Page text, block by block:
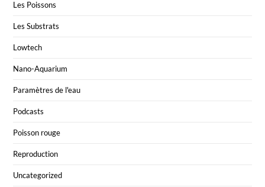
Les Poissons
Les Substrats
Lowtech
Nano-Aquarium
Paramètres de l'eau
Podcasts
Poisson rouge
Reproduction
Uncategorized